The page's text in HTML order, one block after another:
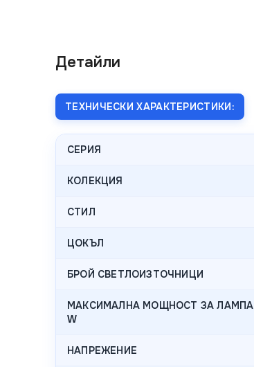
Детайли
ТЕХНИЧЕСКИ ХАРАКТЕРИСТИКИ:
СЕРИЯ
КОЛЕКЦИЯ
СТИЛ
ЦОКЪЛ
БРОЙ СВЕТЛОИЗТОЧНИЦИ
МАКСИМАЛНА МОЩНОСТ ЗА ЛАМПА
W
НАПРЕЖЕНИЕ